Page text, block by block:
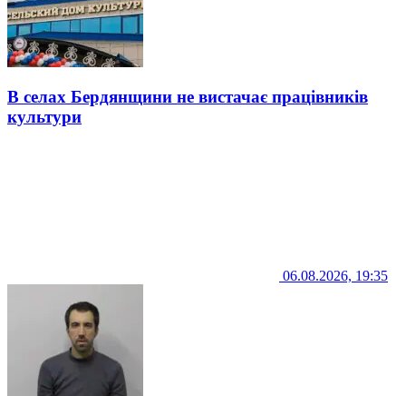
В селах Бердянщини не вистачає працівників
культури
06.08.2026, 19:35